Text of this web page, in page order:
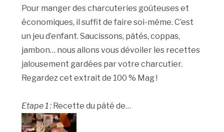
Pour manger des charcuteries goûteuses et
économiques, il suffit de faire soi-même. C’est
un jeu d’enfant. Saucissons, pâtés, coppas,
jambon… nous allons vous dévoiler les recettes
jalousement gardées par votre charcutier.
Regardez cet extrait de 100 % Mag !
Etape 1 : Recette du pâté de…